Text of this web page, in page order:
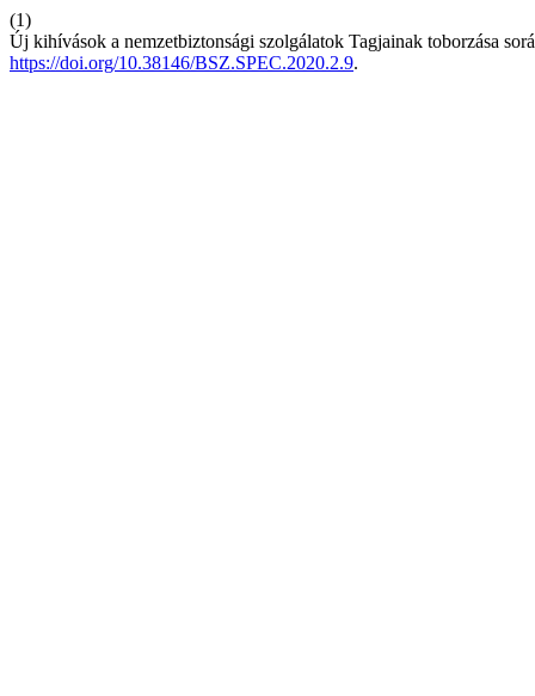
(1)
Új kihívások a nemzetbiztonsági szolgálatok Tagjainak toborzása
https://doi.org/10.38146/BSZ.SPEC.2020.2.9.